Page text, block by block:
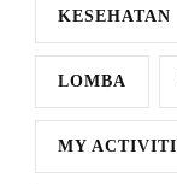
KESEHATAN
LOMBA
MY